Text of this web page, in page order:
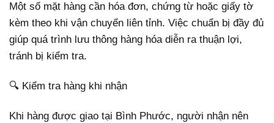
Một số mặt hàng cần hóa đơn, chứng từ hoặc giấy tờ
kèm theo khi vận chuyển liên tỉnh. Việc chuẩn bị đầy đủ
giúp quá trình lưu thông hàng hóa diễn ra thuận lợi,
tránh bị kiểm tra.
🔍 Kiểm tra hàng khi nhận
Khi hàng được giao tại Bình Phước, người nhận nên